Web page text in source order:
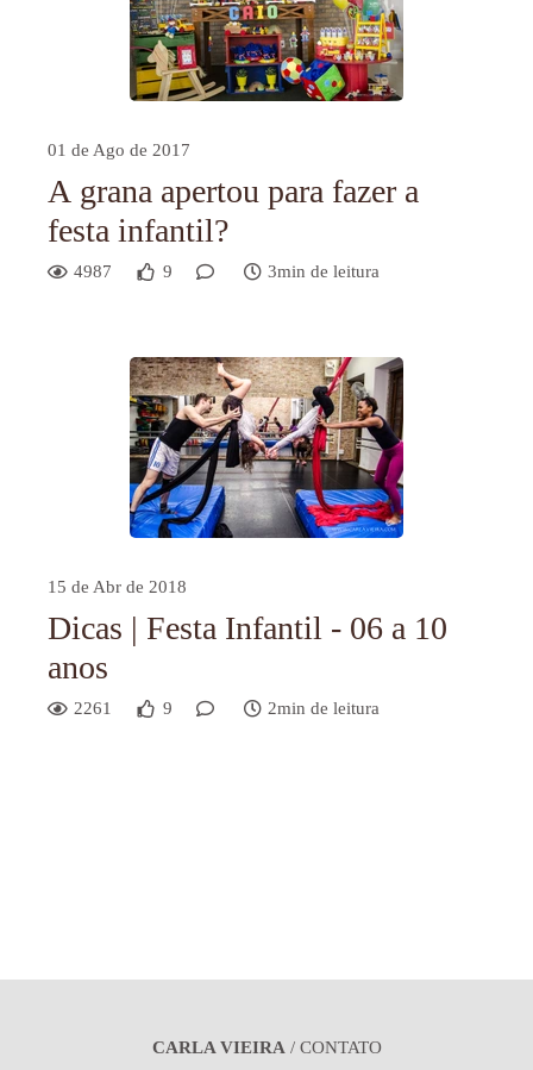
01 de Ago de 2017
A grana apertou para fazer a
festa infantil?
4987 9 3min de leitura
15 de Abr de 2018
Dicas | Festa Infantil - 06 a 10
anos
2261 9 2min de leitura
CARLA VIEIRA/ CONTATO